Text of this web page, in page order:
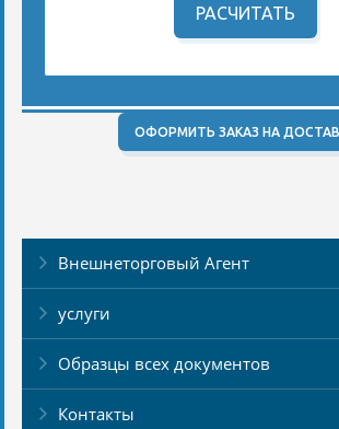
РАСЧИТАТЬ
ОФОРМИТЬ ЗАКАЗ НА
Внешнеторговый Агент
услуги
Образцы всех документов
Контакты